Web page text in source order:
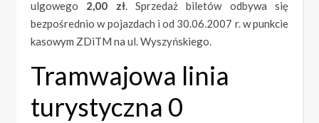
ulgowego 2,00 zł. Sprzedaż biletów odbywa się
bezpośrednio w pojazdach i od 30.06.2007 r. w punkcie
kasowym ZDiTM na ul. Wyszyńskiego.
Tramwajowa linia
turystyczna 0